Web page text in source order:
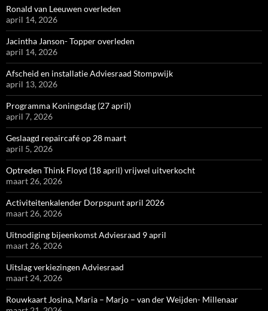
Ronald van Leeuwen overleden
april 14, 2026
Jacintha Janson- Topper overleden
april 14, 2026
Afscheid en installatie Adviesraad Stompwijk
april 13, 2026
Programma Koningsdag (27 april)
april 7, 2026
Geslaagd repaircafé op 28 maart
april 5, 2026
Optreden Think Floyd (18 april) vrijwel uitverkocht
maart 26, 2026
Activiteitenkalender Dorpspunt april 2026
maart 26, 2026
Uitnodiging bijeenkomst Adviesraad 9 april
maart 26, 2026
Uitslag verkiezingen Adviesraad
maart 24, 2026
Rouwkaart Josina, Maria – Marjo – van der Weijden- Millenaar